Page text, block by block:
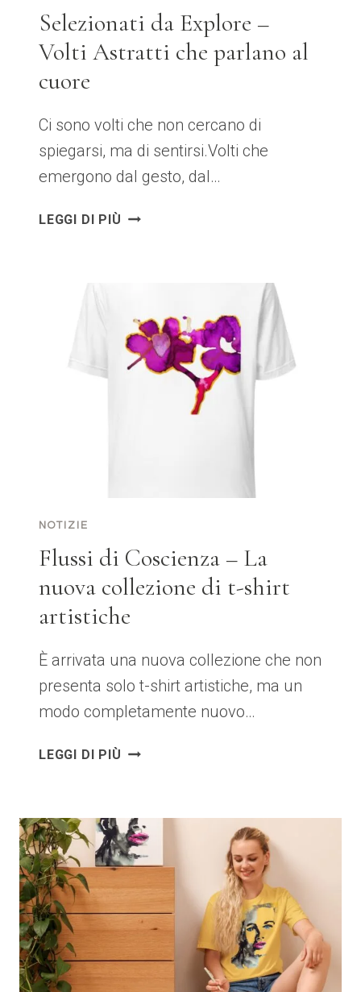
Selezionati da Explore –
Volti Astratti che parlano al
cuore
Ci sono volti che non cercano di
spiegarsi, ma di sentirsi.Volti che
emergono dal gesto, dal…
LEGGI DI PIÙ SELEZIONATI
ASTRATTI
CHE
PARLANO
NOTIZIE
Flussi di Coscienza – La
nuova collezione di t-shirt
artistiche
È arrivata una nuova collezione che non
presenta solo t-shirt artistiche, ma un
modo completamente nuovo…
LEGGI DI PIÙ FLUSSI
LA
NUOVA
COLLEZIONE
DI
T-
SHIRT
ARTISTICHE